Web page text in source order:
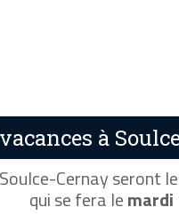
à
Cernay seront
qui se fera lemardi